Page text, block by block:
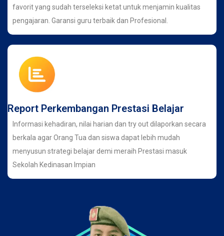
favorit yang sudah terseleksi ketat untuk menjamin kualitas
pengajaran. Garansi guru terbaik dan Profesional.
Report Perkembangan Prestasi Belajar
Informasi kehadiran, nilai harian dan try out dilaporkan secara
berkala agar Orang Tua dan siswa dapat lebih mudah
menyusun strategi belajar demi meraih Prestasi masuk
Sekolah Kedinasan Impian